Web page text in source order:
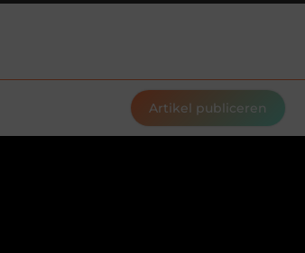
Artikel publiceren